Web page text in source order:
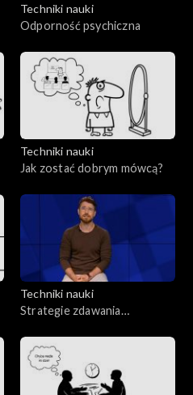
Techniki nauki
Odporność psychiczna
Techniki nauki
Jak zostać dobrym mówcą?
Techniki nauki
Strategie zdawania